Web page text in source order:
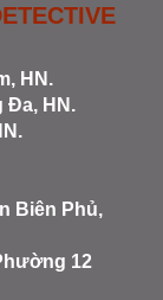
HN.
Đa, HN.
Biên Phủ,
12